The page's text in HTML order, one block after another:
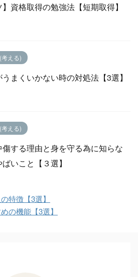
】資格取得の勉強法【短期取得】
える)
まくいかない時の対処法【3選】
える)
傷する理由と身を守る為に知らな
いこと【３選】
特徴【3選】
の機能【3選】